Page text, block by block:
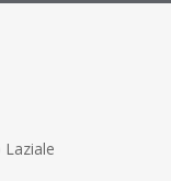
Laziale